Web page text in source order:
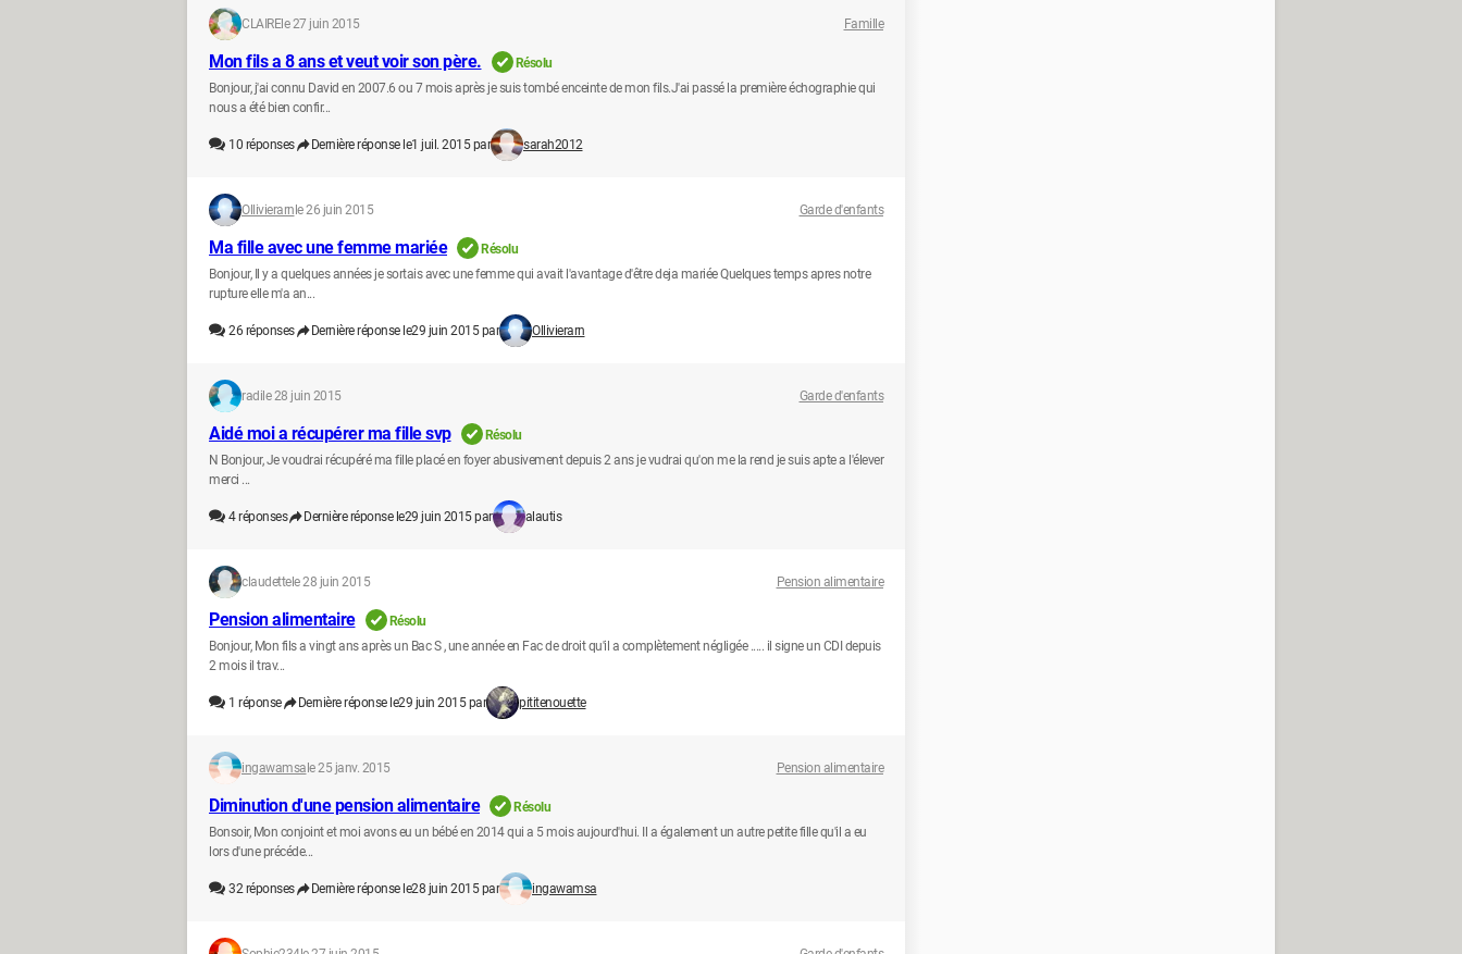
CLAIREle 27 juin 2015 Famille
Mon fils a 8 ans et veut voir son père.
Résolu
Bonjour, j'ai connu David en 2007.6 ou 7 mois après je suis tombé enceinte de mon fils.J'ai passé la première échographie qui
nous a été bien confir...
10 réponses Dernière réponse le1 juil. 2015 par sarah2012
Ollivierarn le 26 juin 2015 Garde d'enfants
Ma fille avec une femme mariée
Résolu
Bonjour, Il y a quelques années je sortais avec une femme qui avait l'avantage d'être deja mariée Quelques temps apres notre
rupture elle m'a an...
26 réponses Dernière réponse le29 juin 2015 par Ollivierarn
radi le 28 juin 2015 Garde d'enfants
Aidé moi a récupérer ma fille svp
Résolu
N Bonjour, Je voudrai récupéré ma fille placé en foyer abusivement depuis 2 ans je vudrai qu'on me la rend je suis apte a l'élever
merci ...
4réponses Dernière réponse le29 juin 2015 par alautis
claudettele 28 juin 2015 Pension alimentaire
Pension alimentaire
Résolu
Bonjour, Mon fils a vingt ans après un Bac S , une année en Fac de droit qu'il a complètement négligée ..... il signe un CDI depuis
2 mois il trav...
1 réponse Dernière réponse le29 juin 2015 par pititenouette
ingawamsa le 25 janv. 2015 Pension alimentaire
Diminution d'une pension alimentaire
Résolu
Bonsoir, Mon conjoint et moi avons eu un bébé en 2014 qui a 5 mois aujourd'hui. Il a également un autre petite fille qu'il a eu
lors d'une précéde...
32réponses Dernière réponse le28 juin 2015 par ingawamsa